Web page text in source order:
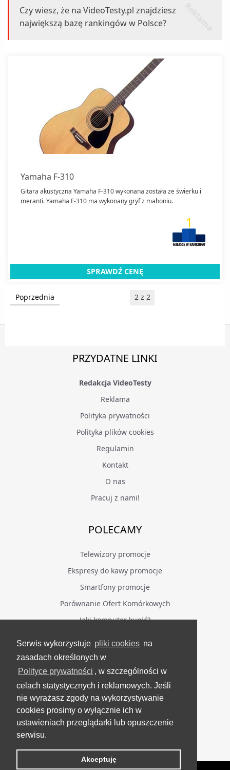
Serwis wykorzystuje pliki cookies na
zasadach określonych w
Polityce prywatności , w szczególności w
celach statystycznych i reklamowych. Jeśli
nie wyrażasz zgody na wykorzystywanie
cookies prosimy o wyłącznie ich w
ustawieniach przeglądarki lub opuszczenie
serwisu.
Akceptuję
Czy wiesz, że na VideoTesty.pl znajdziesz
największą bazę rankingów w Polsce?
Yamaha F-310
Gitara akustyczna Yamaha F-310 wykonana została ze świerku i
meranti. Yamaha F-310 ma wykonany gryf z mahoniu.
1
SPRAWDŹ CENĘ
Poprzednia 2 z 2
PRZYDATNE LINKI
Redakcja VideoTesty
Reklama
Polityka prywatności
Polityka plików cookies
Regulamin
Kontakt
O nas
Pracuj z nami!
POLECAMY
Telewizory promocje
Ekspresy do kawy promocje
Smartfony promocje
Porównanie Ofert Komórkowych
Jaki komputer kupić?
BĄDŹ NA BIEŻĄCO
Facebook
Grupa Testerzy Videotestów
YouTube
Twitter